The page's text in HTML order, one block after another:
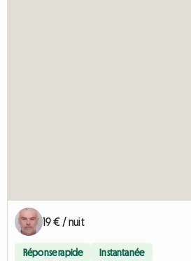
19 € / nuit
Réponse rapide Instantanée